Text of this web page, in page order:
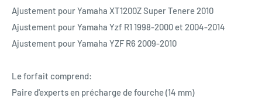
Ajustement pour Yamaha XT1200Z Super Tenere 2010
Ajustement pour Yamaha Yzf R1 1998-2000 et 2004-2014
Ajustement pour Yamaha YZF R6 2009-2010
Le forfait comprend:
Paire d'experts en précharge de fourche (14 mm)